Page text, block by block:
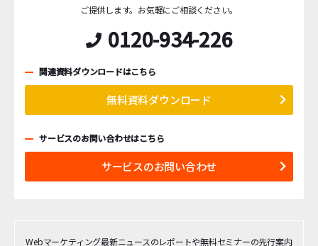
ご提供します。 お気軽にご相談ください。
0120-934-226
関連資料ダウンロードはこちら
無料資料ダウンロード
サービスのお問い合わせはこちら
サービスのお問い合わせ
Webマーケティング最新ニュースのレポートや無料セミナーの先行案内